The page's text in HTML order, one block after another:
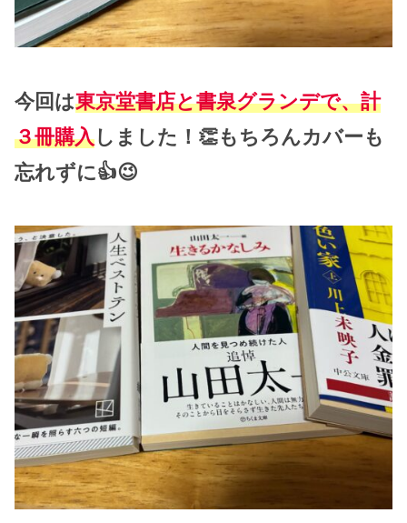
今回は東京堂書店と書泉グランデで、計
３冊購入しました！👏もちろんカバーも
忘れずに👍😉